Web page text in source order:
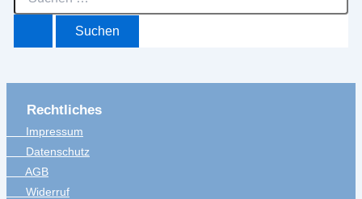
nach:
Rechtliches
Impressum
Datenschutz
AGB
Widerruf